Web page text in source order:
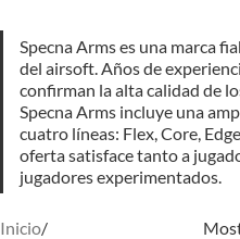
Specna Arms es una marca
del airsoft. Años de
confirman la alta calidad de
Specna Arms incluye una
cuatro líneas: Flex, Core,
oferta satisface tanto a
jugadores experimentados.
Inicio/